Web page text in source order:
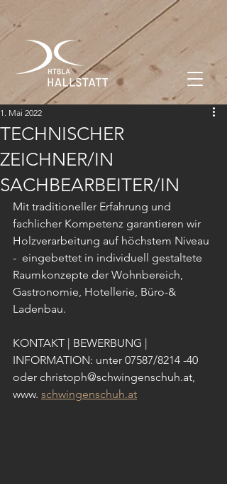
TECHNISCHER
ZEICHNER/IN
SACHBEARBEITER/IN
1. Mai 2022
Mit traditioneller Erfahrung und
fachlicher Kompetenz garantieren wir
Holzverarbeitung auf höchstem Niveau
-  eingebettet in individuell gestaltete
Raumkonzepte der Wohnbereich,
Gastronomie, Hotellerie, Büro-&
Ladenbau.
KONTAKT | BEWERBUNG |
INFORMATION: unter 07587/8214 -40
oder christoph@schwingenschuh.at,
www. schwingenschuh.at